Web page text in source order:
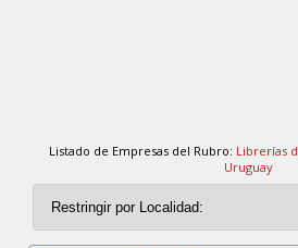
Listado de Empresas del Rubro: Librerías
Uruguay